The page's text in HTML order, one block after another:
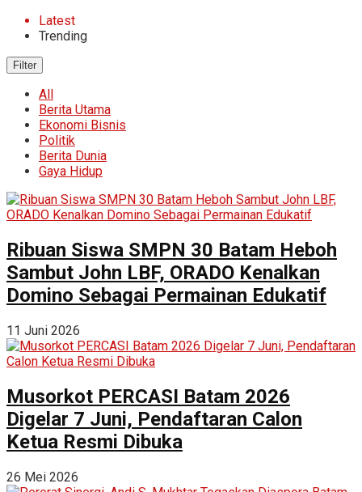
Latest
Trending
Filter
All
Berita Utama
Ekonomi Bisnis
Politik
Berita Dunia
Gaya Hidup
Ribuan Siswa SMPN 30 Batam Heboh
Sambut John LBF, ORADO Kenalkan
Domino Sebagai Permainan Edukatif
11 Juni 2026
Musorkot PERCASI Batam 2026
Digelar 7 Juni, Pendaftaran Calon
Ketua Resmi Dibuka
26 Mei 2026